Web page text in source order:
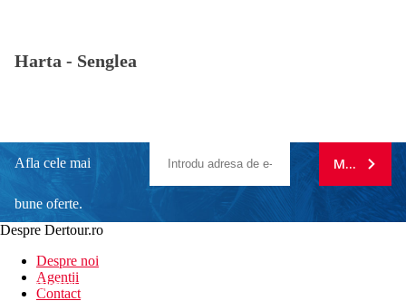
Harta - Senglea
Afla cele mai
bune oferte.
newsletter!
MA
Despre Dertour.ro
Despre noi
Agentii
Contact